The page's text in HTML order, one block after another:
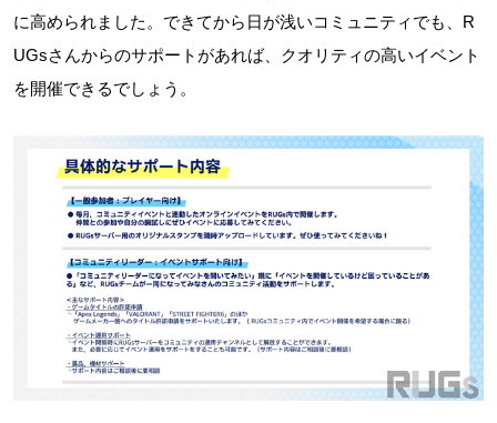
に高められました。できてから日が浅いコミュニティでも、R
UGsさんからのサポートがあれば、クオリティの高いイベント
を開催できるでしょう。